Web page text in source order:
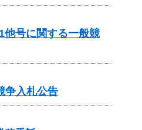
号に関する一般競
争入札公告